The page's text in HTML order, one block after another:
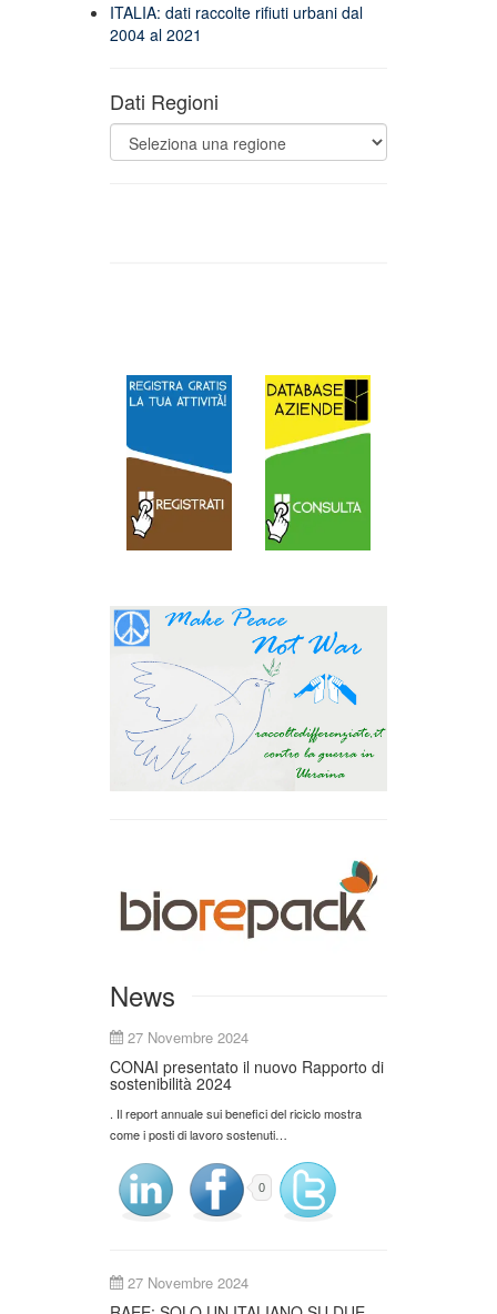
ITALIA: dati raccolte rifiuti urbani dal
2004 al 2021
Dati Regioni
News
27 Novembre 2024
CONAI presentato il nuovo Rapporto di
sostenibilità 2024
. Il report annuale sui benefici del riciclo mostra
come i posti di lavoro sostenuti…
0
27 Novembre 2024